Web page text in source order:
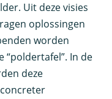
Uit deze visies
oplossingen
worden
“poldertafel”. In de
deze